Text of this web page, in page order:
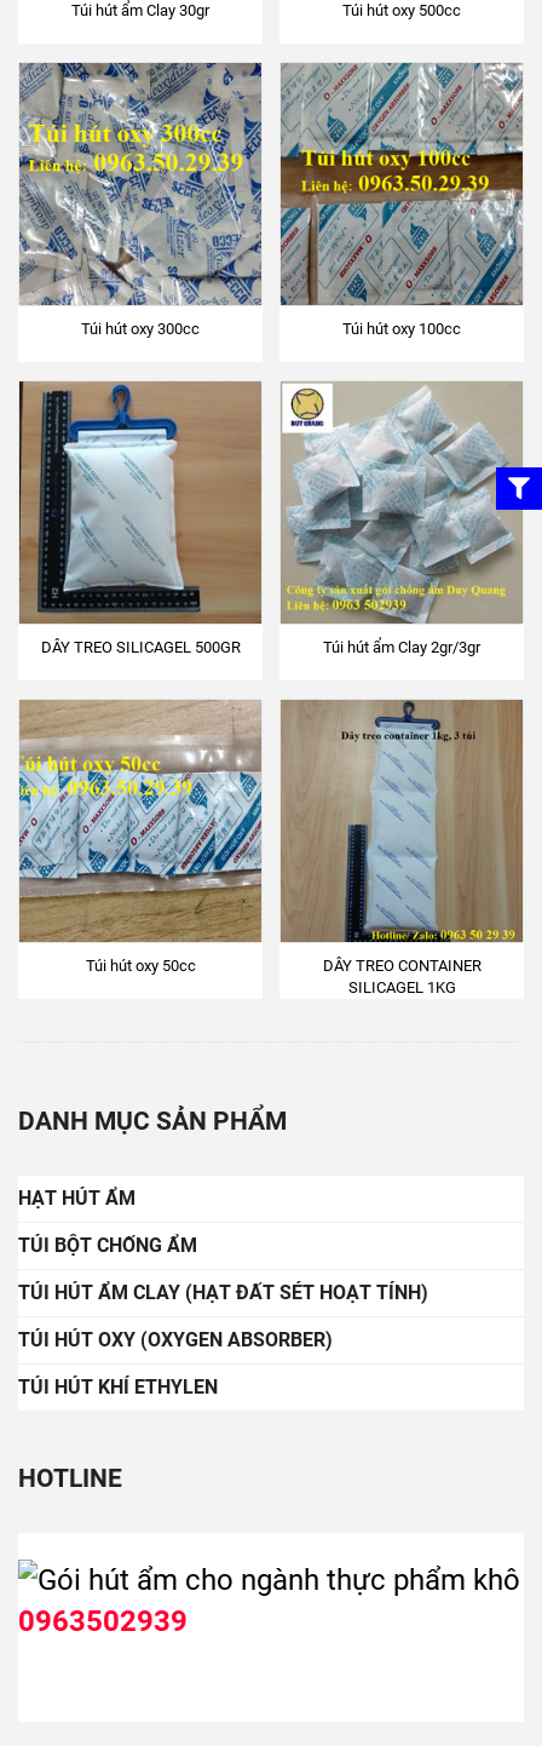
Túi hút ẩm Clay 30gr Túi hút oxy 500cc
Túi hút oxy 300cc Túi hút oxy 100cc
DÂY TREO SILICAGEL 500GR Túi hút ẩm Clay 2gr/3gr
Túi hút oxy 50cc
DÂY TREO CONTAINER
SILICAGEL 1KG
DANH MỤC SẢN PHẨM
HẠT HÚT ẨM
TÚI BỘT CHỐNG ẨM
TÚI HÚT ẨM CLAY (HẠT ĐẤT SÉT HOẠT TÍNH)
TÚI HÚT OXY (OXYGEN ABSORBER)
TÚI HÚT KHÍ ETHYLEN
HOTLINE
0963502939